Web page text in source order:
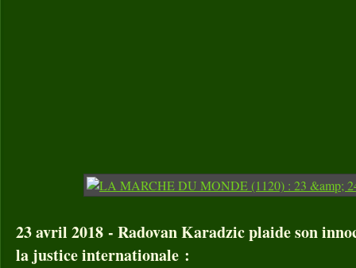
23 avril 2018 - Radovan Karadzic plaide son
la justice internationale :